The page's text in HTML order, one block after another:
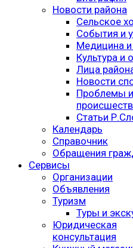
Новости района
Сельское
События и
Медицина
Культура и
Лица
Новости
Проблемы и
Статьи
Календарь
Справочник
Обращения
Сервисы
Организации
Объявления
Туризм
Туры и
Юридическая
консультация